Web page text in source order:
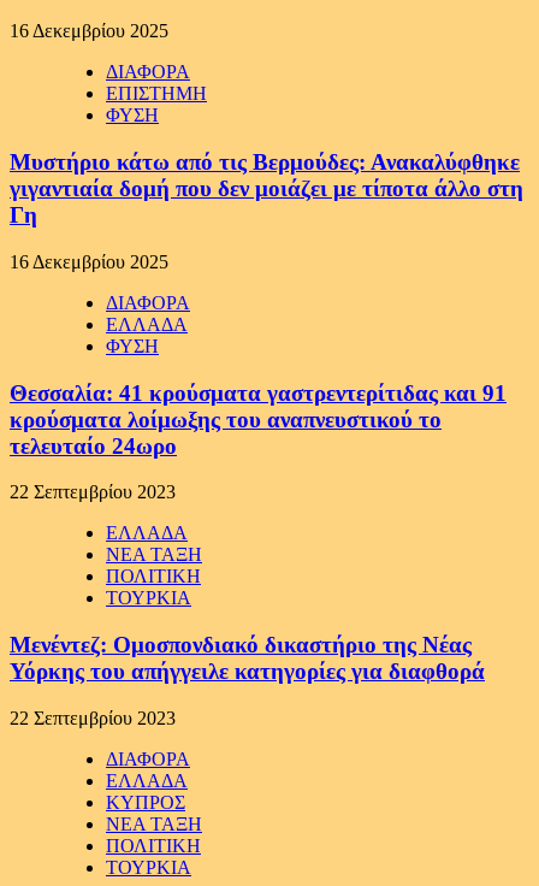
16 Δεκεμβρίου 2025
ΔΙΑΦΟΡΑ
ΕΠΙΣΤΗΜΗ
ΦΥΣΗ
Μυστήριο κάτω από τις Βερμούδες: Ανακαλύφθηκε
γιγαντιαία δομή που δεν μοιάζει με τίποτα άλλο στη
Γη
16 Δεκεμβρίου 2025
ΔΙΑΦΟΡΑ
ΕΛΛΑΔΑ
ΦΥΣΗ
Θεσσαλία: 41 κρούσματα γαστρεντερίτιδας και 91
κρούσματα λοίμωξης του αναπνευστικού το
τελευταίο 24ωρο
22 Σεπτεμβρίου 2023
ΕΛΛΑΔΑ
ΝΕΑ ΤΑΞΗ
ΠΟΛΙΤΙΚΗ
ΤΟΥΡΚΙΑ
Μενέντεζ: Ομοσπονδιακό δικαστήριο της Νέας
Υόρκης του απήγγειλε κατηγορίες για διαφθορά
22 Σεπτεμβρίου 2023
ΔΙΑΦΟΡΑ
ΕΛΛΑΔΑ
ΚΥΠΡΟΣ
ΝΕΑ ΤΑΞΗ
ΠΟΛΙΤΙΚΗ
ΤΟΥΡΚΙΑ